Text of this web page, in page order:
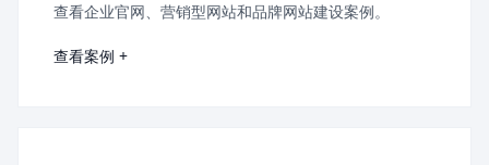
查看企业官网、营销型网站和品牌网站建设案例。
查看案例 +